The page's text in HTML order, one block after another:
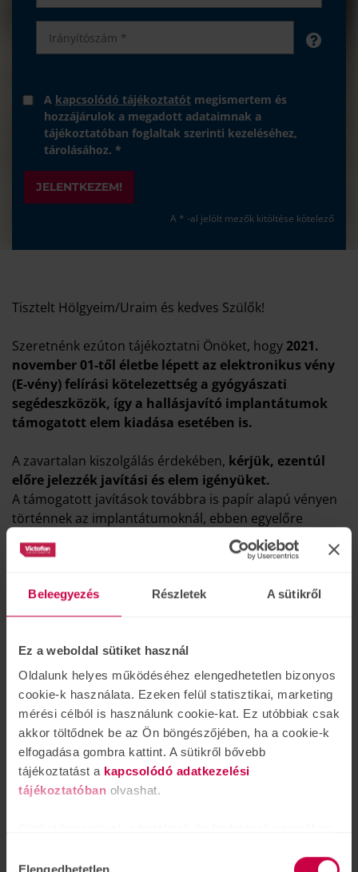
Beleegyezés Részletek A sütikről
Ez a weboldal sütiket használ
Oldalunk helyes működéséhez elengedhetetlen bizonyos
cookie-k használata. Ezeken felül statisztikai, marketing
mérési célból is használunk cookie-kat. Ez utóbbiak csak
akkor töltődnek be az Ön böngészőjében, ha a cookie-k
elfogadása gombra kattint. A sütikről bővebb
tájékoztatást a kapcsolódó adatkezelési
tájékoztatóban olvashat.
valamint weboldalforgalmunk elemzéséhez. Ezenkívül
Elengedhetetlen
A kapcsolódó tájékoztatót megismertem és
hozzájárulok a megadott adataimnak a
tájékoztatóban foglaltak szerinti kezeléséhez,
tárolásához. *
JELENTKEZEM!
A * -al jelölt mezők kitöltése kötelező
Tisztelt Hölgyeim/Uraim és kedves Szülők!
Szeretnénk ezúton tájékoztatni Önöket, hogy 2021.
november 01-től életbe lépett az elektronikus vény
(E-vény) felírási kötelezettség a gyógyászati
segédeszközök, így a hallásjavító implantátumok
támogatott elem kiadása esetében is.
A zavartalan kiszolgálás érdekében, kérjük, ezentúl
előre jelezzék javítási és elem igényüket.
A támogatott javítások továbbra is papír alapú vényen
történnek az implantátumoknál, ebben egyelőre
szükséges előre jelezni,ebben az esetben javasoljuk a
klinikai centrummal, illetve audiológáinkkal vegyék fel a
Kérjük vegyék figyelembe az igénylés során, hogy
elektronikusan felírt vény esetében támogatott
elem postai úton történő kiküldése ezentúl már
nem lehetséges.
Javasoljuk, hogy a zavartalan ellátás, vény felíratás
érdekében lépjenek kapcsolatba audiológiai
szakrendelőink egyikével, melyek az ország 48 pontján
weboldalunkon az alábbi helyen tudják elérni: